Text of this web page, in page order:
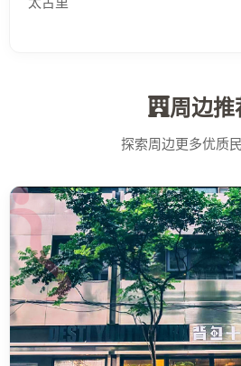
周边推
探索周边更多优质